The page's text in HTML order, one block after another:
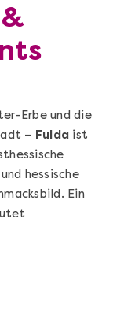
Erbe und die
– Fulda ist
hessische
Ein